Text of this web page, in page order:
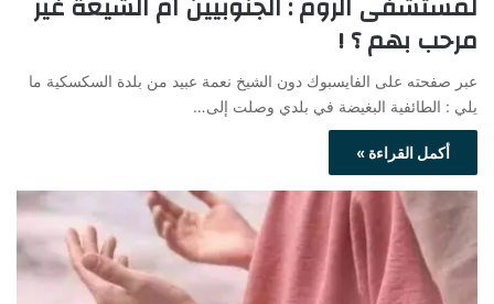
مرحب بهم ؟ !
عبر صفحته على الفايسبوك دون الشيخ نعمة عبيد من بلدة السكسكية ما
يلي : الطائفية البغيضة في بلدي وصلت إلى…
أكمل القراءة »